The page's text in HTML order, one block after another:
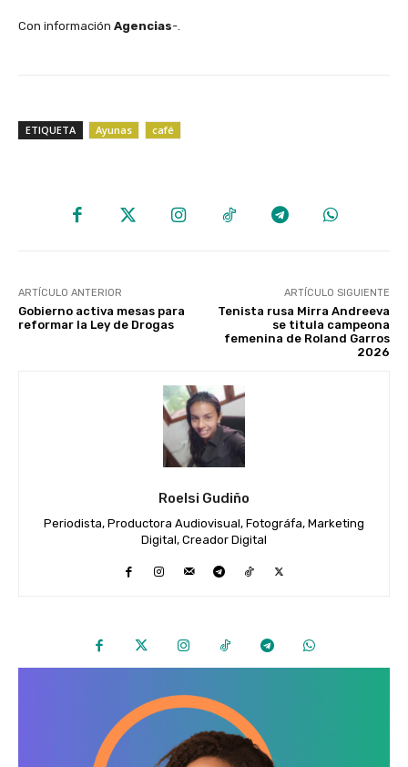
Con información Agencias-.
ETIQUETA Ayunas café
ARTÍCULO ANTERIOR
Gobierno activa mesas para
reformar la Ley de Drogas
ARTÍCULO SIGUIENTE
Tenista rusa Mirra Andreeva
se titula campeona
femenina de Roland Garros
2026
Roelsi Gudiño
Periodista, Productora Audiovisual, Fotográfa, Marketing
Digital, Creador Digital